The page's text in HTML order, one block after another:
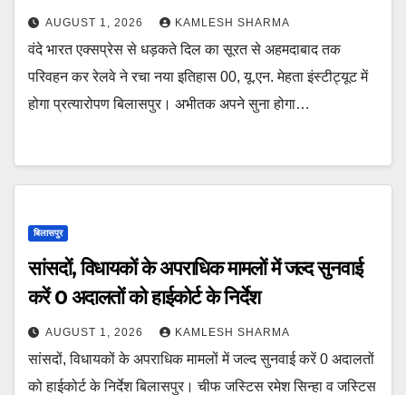
AUGUST 1, 2026 KAMLESH SHARMA
वंदे भारत एक्सप्रेस से धड़कते दिल का सूरत से अहमदाबाद तक
परिवहन कर रेलवे ने रचा नया इतिहास 00, यू.एन. मेहता इंस्टीट्यूट में
होगा प्रत्यारोपण बिलासपुर। अभीतक अपने सुना होगा…
बिलासपुर
सांसदों, विधायकों के अपराधिक मामलों में जल्द सुनवाई
करें 0 अदालतों को हाईकोर्ट के निर्देश
AUGUST 1, 2026 KAMLESH SHARMA
सांसदों, विधायकों के अपराधिक मामलों में जल्द सुनवाई करें 0 अदालतों
को हाईकोर्ट के निर्देश बिलासपुर। चीफ जस्टिस रमेश सिन्हा व जस्टिस